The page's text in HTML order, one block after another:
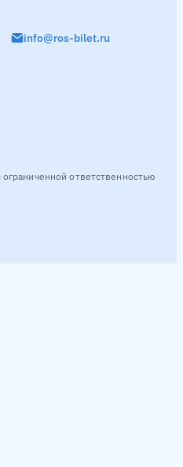
ответственностью
info@ros-bilet.ru